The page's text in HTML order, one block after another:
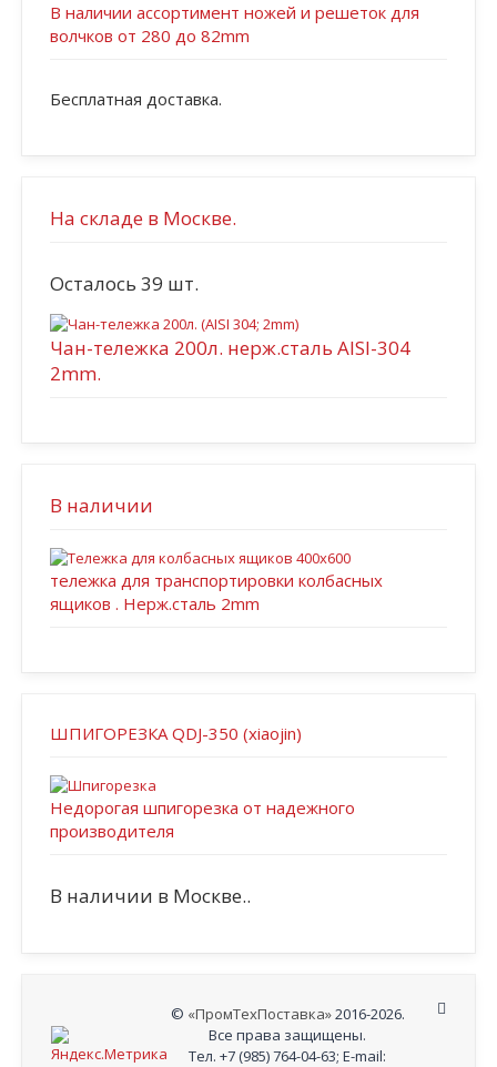
В наличии ассортимент ножей и решеток для
волчков от 280 до 82mm
Бесплатная доставка.
На складе в Москве.
Осталось 39 шт.
Чан-тележка 200л. нерж.сталь AISI-304
2mm.
В наличии
тележка для транспортировки колбасных
ящиков . Нерж.сталь 2mm
ШПИГОРЕЗКА QDJ-350 (xiaojin)
Недорогая шпигорезка от надежного
производителя
В наличии в Москве..
© «ПромТехПоставка»2016-2026.
Все права защищены.
Тел. +7 (985) 764-04-63; E-mail: